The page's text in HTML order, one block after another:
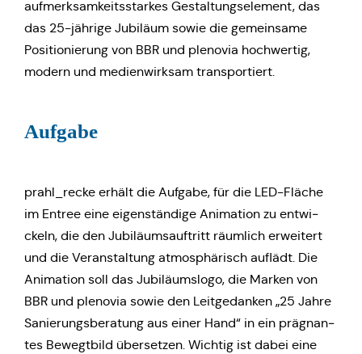
auf­merk­sam­keits­star­kes Gestal­tungs­ele­ment, das
das 25-jährige Jubi­lä­um sowie die gemein­sa­me
Posi­tio­nie­rung von BBR und ple­no­via hoch­wer­tig,
modern und medi­en­wirk­sam transportiert.
Aufgabe
prahl_recke erhält die Aufgabe, für die LED-Fläche
im Entree eine eigen­stän­di­ge Ani­ma­ti­on zu ent­wi­
ckeln, die den Jubi­lä­ums­auf­tritt räum­lich erwei­tert
und die Ver­an­stal­tung atmo­sphä­risch auflädt. Die
Ani­ma­ti­on soll das Jubi­lä­ums­lo­go, die Marken von
BBR und ple­no­via sowie den Leit­ge­dan­ken „25 Jahre
Sanie­rungs­be­ra­tung aus einer Hand“ in ein prä­gnan­
tes Bewegt­bild über­set­zen. Wichtig ist dabei eine